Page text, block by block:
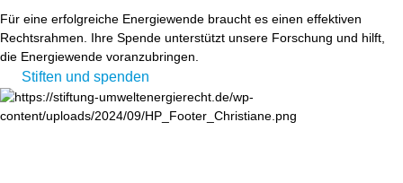
Für eine erfolgreiche Energiewende braucht es einen effektiven
Rechtsrahmen. Ihre Spende unterstützt unsere Forschung und hilft,
die Energiewende voranzubringen.
Stiften und spenden